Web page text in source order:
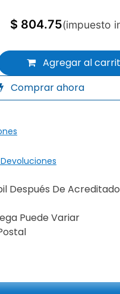
Agregar al
Comprar ahora
$ 804.75(impuesto
Después De
Puede Variar